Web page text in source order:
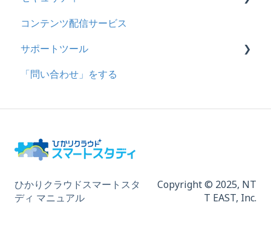
企業について
統合ユーザーについて
サービスについて
シングルサインオン設定
証明書認証
MFA(多要素認証)
コンテンツ配信サービス
サポートツール
基本操作
問題登録用ファイルに戻す
ドキュメントを登録する
「問い合わせ」をする
ひかりクラウドスマートスタ
ディ マニュアル
Copyright © 2025, NT
T EAST, Inc.